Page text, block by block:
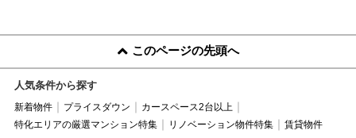
このページの先頭へ
人気条件から探す
新着物件 プライスダウン
カースペース2台以上
特化エリアの厳選マンション特集
リノベーション物件特集 賃貸物件